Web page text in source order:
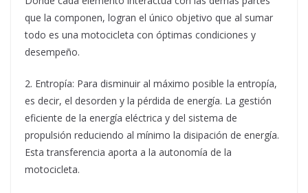
que la componen, logran el único objetivo que al sumar
todo es una motocicleta con óptimas condiciones y
desempeño.
2. Entropía: Para disminuir al máximo posible la entropía,
es decir, el desorden y la pérdida de energía. La gestión
eficiente de la energía eléctrica y del sistema de
propulsión reduciendo al mínimo la disipación de energía.
Esta transferencia aporta a la autonomía de la
motocicleta.